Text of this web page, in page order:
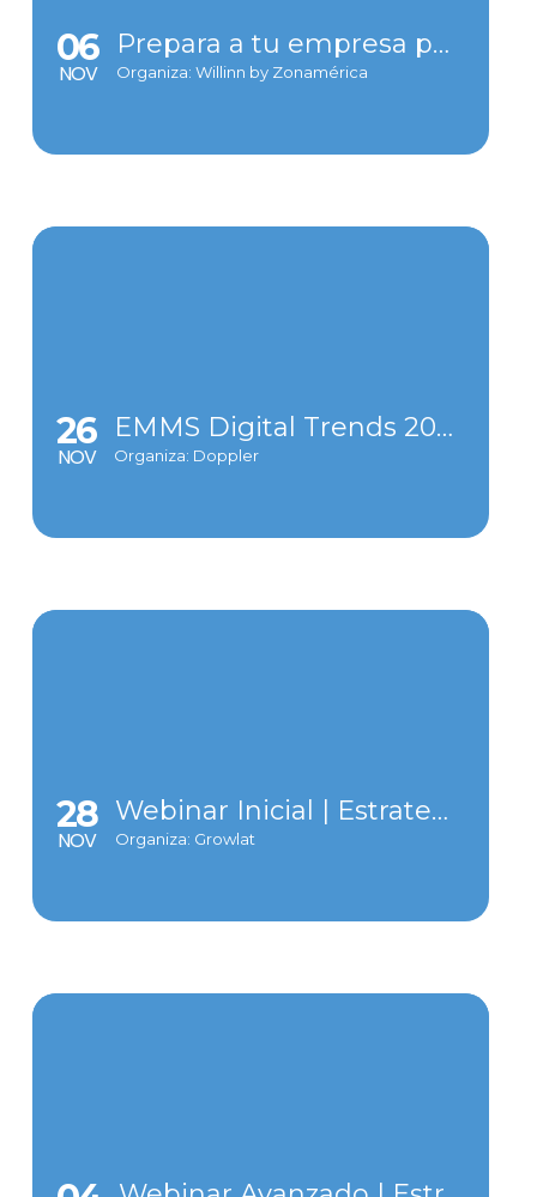
06
NOV
Prepara a tu empresa para los ataques
Organiza: Willinn by Zonamérica
26
NOV
EMMS Digital Trends 2024
Organiza: Doppler
28
NOV
Webinar Inicial | Estrategia para una comunicación efectiva
Organiza: Growlat